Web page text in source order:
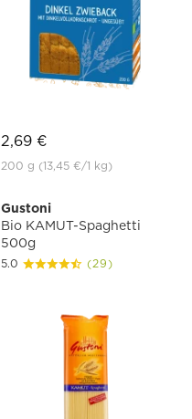
2,69 €
200 g (13,45 €/1 kg)
Gustoni
Bio KAMUT-Spaghetti
500g
5.0 (29)